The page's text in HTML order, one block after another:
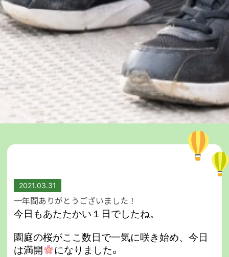
2021.03.31
一年間ありがとうございました！
今日もあたたかい１日でしたね。
園庭の桜がここ数日で一気に咲き始め、今日
は満開
になりました。